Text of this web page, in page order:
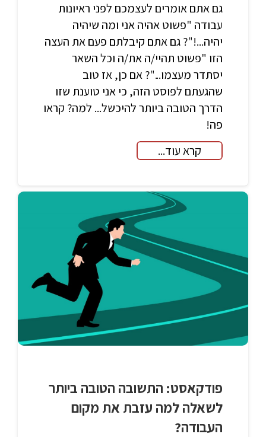
גם אתם אומרים לעצמכם לפני ראיונות
עבודה "פשוט אהיה אני ומה שיהיה
יהיה...!"? גם אתם קיבלתם פעם את העצה
הזו "פשוט תהיי/ה את/ה וכל השאר
יסתדר מעצמו..."? אם כן, אז טוב
שהגעתם לפוסט הזה, כי אני טוענת שזו
הדרך הטובה ביותר להיכשל... למה? קראו
פה!
קרא עוד...
פודקאסט: התשובה הטובה ביותר
לשאלה למה עזבת את מקום
העבודה?